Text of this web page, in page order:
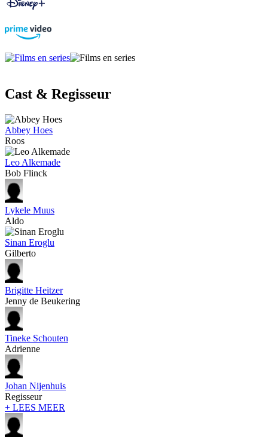
Cast & Regisseur
Abbey Hoes
Roos
Leo Alkemade
Bob Flinck
Lykele Muus
Aldo
Sinan Eroglu
Gilberto
Brigitte Heitzer
Jenny de Beukering
Tineke Schouten
Adrienne
Johan Nijenhuis
Regisseur
+ LEES MEER